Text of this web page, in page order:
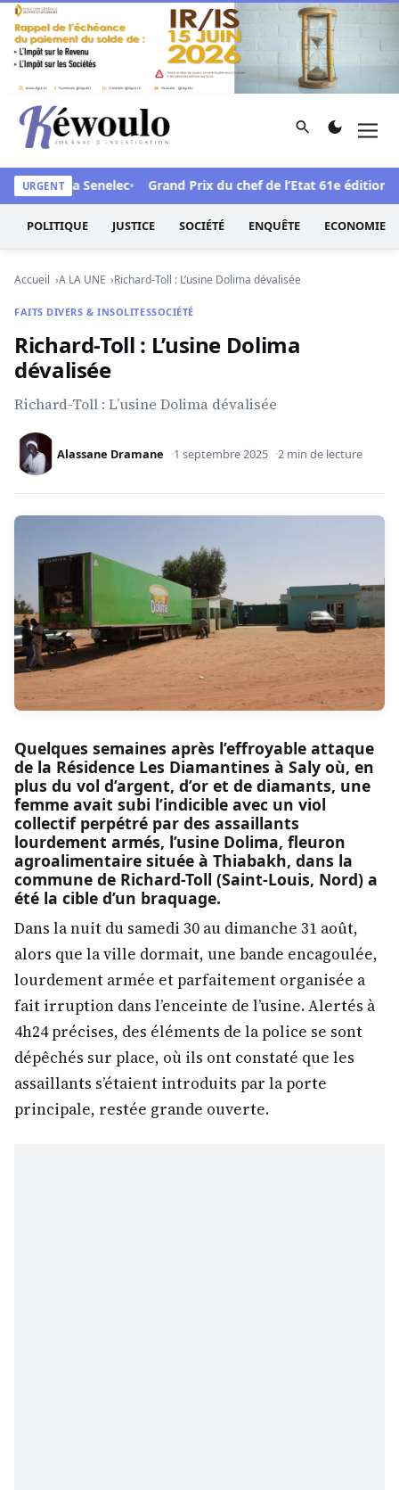
Aller au contenu
Kéwoulo, le premier site d'information et d'investigation
Rechercher
URGENT
à la Senelec Grand Prix du chef de l’Etat 61e édition :
POLITIQUE JUSTICE SOCIÉTÉ ENQUÊTE ECONOMIE
Accueil A LA UNE Richard-Toll : L’usine Dolima dévalisée
FAITS DIVERS & INSOLITESSOCIÉTÉ
Richard-Toll : L’usine Dolima
dévalisée
Richard-Toll : L’usine Dolima dévalisée
Alassane Dramane 1 septembre 2025 2 min de lecture
Quelques semaines après l’effroyable attaque
de la Résidence Les Diamantines à Saly où, en
plus du vol d’argent, d’or et de diamants, une
femme avait subi l’indicible avec un viol
collectif perpétré par des assaillants
lourdement armés, l’usine Dolima, fleuron
agroalimentaire située à Thiabakh, dans la
commune de Richard-Toll (Saint-Louis, Nord) a
été la cible d’un braquage.
Dans la nuit du samedi 30 au dimanche 31 août,
alors que la ville dormait, une bande encagoulée,
lourdement armée et parfaitement organisée a
fait irruption dans l’enceinte de l’usine. Alertés à
4h24 précises, des éléments de la police se sont
dépêchés sur place, où ils ont constaté que les
assaillants s’étaient introduits par la porte
principale, restée grande ouverte.